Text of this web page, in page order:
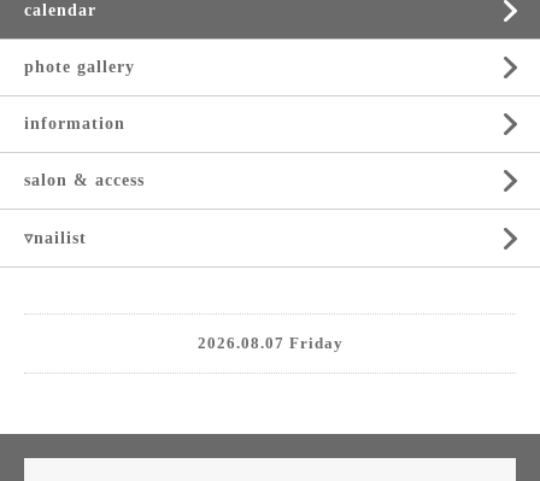
calendar
phote gallery
information
salon & access
▿nailist
2026.08.07 Friday